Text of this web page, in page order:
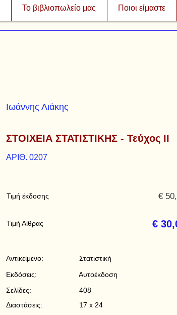
Το βιβλιοπωλείο μας Ποιοι είμαστε
Ιωάννης Λιάκης
ΣΤΟΙΧΕΙΑ ΣΤΑΤΙΣΤΙΚΗΣ - Τεύχος ΙΙ
ΑΡΙΘ. 0207
Τιμή έκδοσης
Τιμή Αίθρας
€
€
Στατιστική
Αυτοέκδοση
408
17 x 24
Αντικείμενο:
Εκδόσεις:
Σελίδες:
Διαστάσεις: